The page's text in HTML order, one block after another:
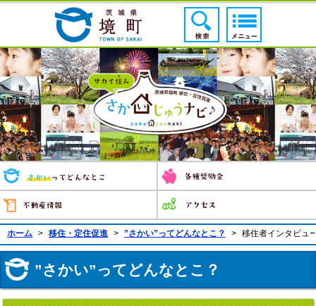
さかいじゅうナビ
境町公式ホームページ検索ボタン
さかいってどんなとこ
不動産情報
ホーム > 移住・定住促進 > ”さかい”ってどんなとこ？ > 移住者インタビュ
”さかい”ってどんなとこ？